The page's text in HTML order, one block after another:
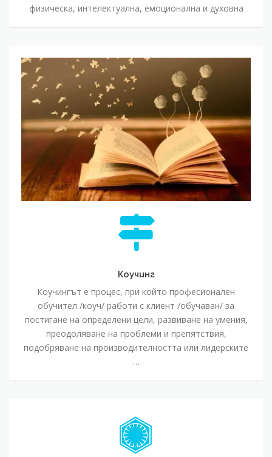
физическа, интелектуална, емоционална и духовна
Коучинг
Коучинг
Коучингът е процес, при който професионален
обучител /коуч/ работи с клиент /обучаван/ за
постигане на определени цели, развиване на умения,
преодоляване на проблеми и препятствия,
подобряване на производителността или лидерските
…